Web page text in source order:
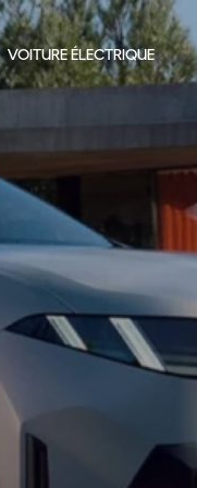
VOITURE ÉLECTRIQUE